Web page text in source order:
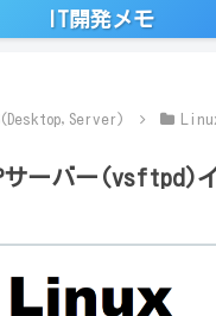
IT開発メモ
サーバー(vsftpd)